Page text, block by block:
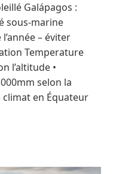
Galápagos :
sous-marine
– éviter
Temperature
l’altitude •
selon la
en Équateur